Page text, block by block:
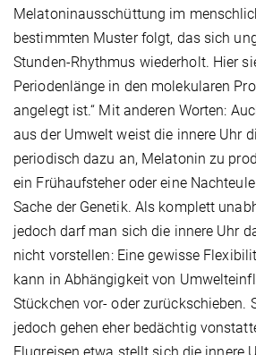
Melatoninausschüttung im
bestimmten Muster folgt, das sich
Stunden-Rhythmus wiederholt. Hier
Periodenlänge in den molekularen
angelegt ist.“ Mit anderen Worten:
aus der Umwelt weist die innere Uhr
periodisch dazu an, Melatonin zu
ein Frühaufsteher oder eine
Sache der Genetik. Als komplett
jedoch darf man sich die innere Uhr
nicht vorstellen: Eine gewisse
kann in Abhängigkeit von
Stückchen vor- oder zurückschieben.
jedoch gehen eher bedächtig